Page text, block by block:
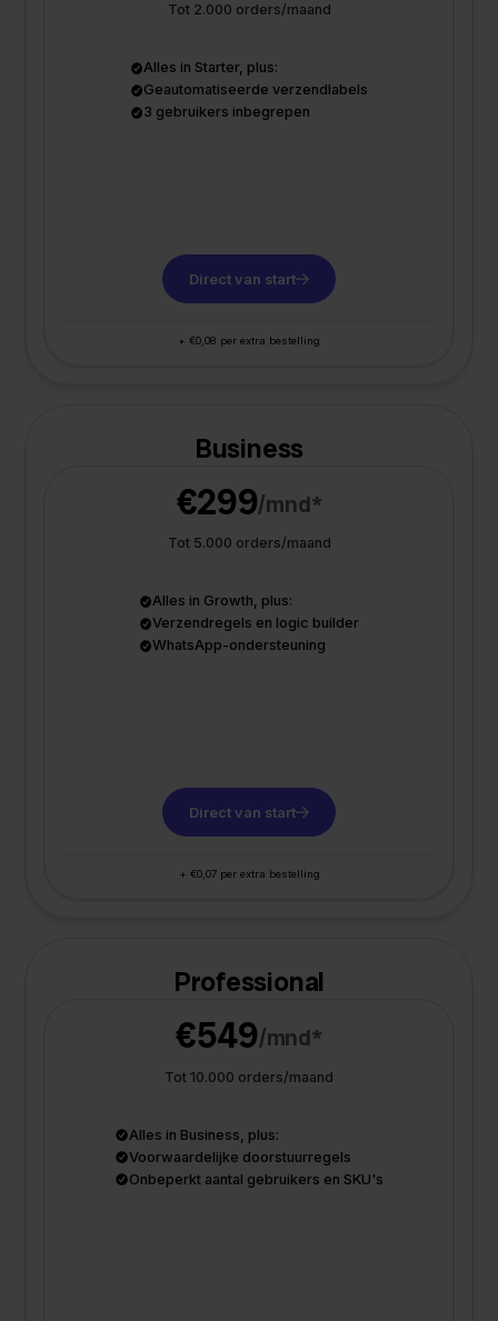
Tot 2.000 orders/maand
Alles in Starter, plus:
Geautomatiseerde verzendlabels
3 gebruikers inbegrepen
Direct van start
+ €0,08 per extra bestelling
Business
€299/mnd*
Tot 5.000 orders/maand
Alles in Growth, plus:
Verzendregels en logic builder
WhatsApp-ondersteuning
Direct van start
+ €0,07 per extra bestelling
Professional
€549/mnd*
Tot 10.000 orders/maand
Alles in Business, plus:
Voorwaardelijke doorstuurregels
Onbeperkt aantal gebruikers en SKU's